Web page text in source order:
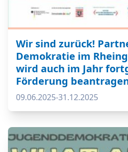
Wir sind zurück!
Demokratie im
wird auch im Jahr
Förderung
09.06.2025-31.12.2025